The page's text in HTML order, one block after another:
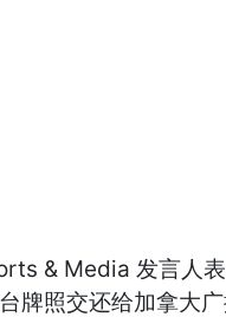
& Media 发言人
牌照交还给加拿大